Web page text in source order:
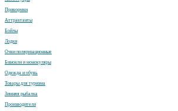
Прикормки
Аттрактанты
Бойлы
Лодки
Очки поляризационные
Бинокли и монокуляры
Одежда и обувь
Товары для туризма
Зимняя рыбалка
Производители